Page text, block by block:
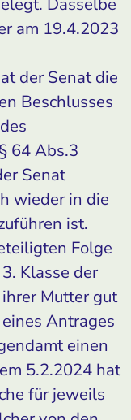
am 19.4.2023
der Senat die
Beschlusses
64 Abs.3
Senat
wieder in die
ist.
Folge
Klasse der
Mutter gut
Antrages
einen
5.2.2024 hat
für jeweils